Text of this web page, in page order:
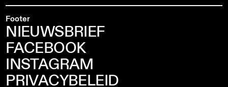
Footer
NIEUWSBRIEF
FACEBOOK
INSTAGRAM
PRIVACYBELEID